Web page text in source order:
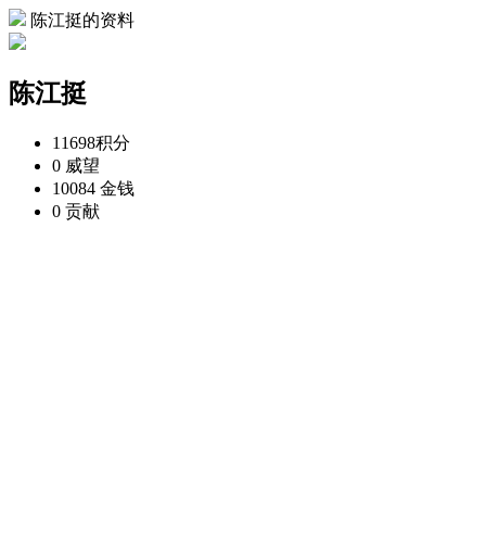
陈江挺的资料
陈江挺
11698积分
0 威望
10084 金钱
0 贡献